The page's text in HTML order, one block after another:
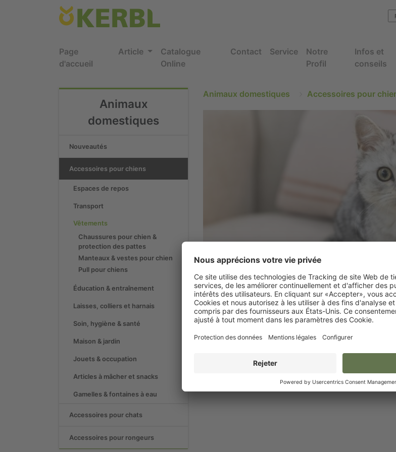
Page
d'accueil
Article
Catalogue
Online
Contact Service
Notre
Profil
Infos et
conseils
Animaux
domestiques
Nouveautés
Accessoires pour chiens
Espaces de repos
Transport
Vêtements
Chaussures pour chien &
protection des pattes
Manteaux & vestes pour chien
Pull pour chiens
Éducation & entraînement
Laisses, colliers et harnais
Soin, hygiène & santé
Maison & jardin
Jouets & occupation
Articles à mâcher et snacks
Gamelles & fontaines à eau
Accessoires pour chats
Accessoires pour rongeurs
Animaux domestiques Accessoires pour
Chaussures pour chien &
protection des pattes
Pull pour chiens